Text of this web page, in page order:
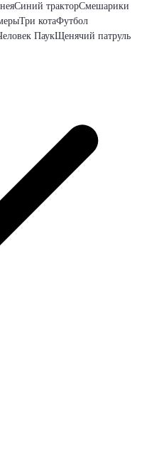
Синий тракторСмешарики
Три котаФутбол
ПаукЩенячий патруль